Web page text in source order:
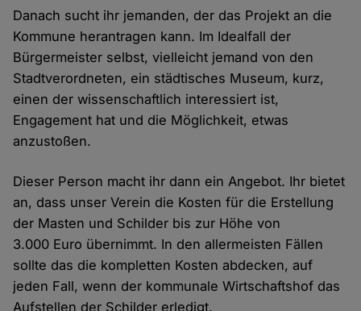
Danach sucht ihr jemanden, der das Projekt an die
Kommune herantragen kann. Im Idealfall der
Bürgermeister selbst, vielleicht jemand von den
Stadtverordneten, ein städtisches Museum, kurz,
einen der wissenschaftlich interessiert ist,
Engagement hat und die Möglichkeit, etwas
anzustoßen.
Dieser Person macht ihr dann ein Angebot. Ihr bietet
an, dass unser Verein die Kosten für die Erstellung
der Masten und Schilder bis zur Höhe von
3.000 Euro übernimmt. In den allermeisten Fällen
sollte das die kompletten Kosten abdecken, auf
jeden Fall, wenn der kommunale Wirtschaftshof das
Aufstellen der Schilder erledigt.